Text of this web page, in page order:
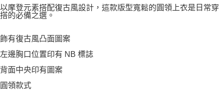
以摩登元素搭配復古風設計，這款版型寬鬆的圓領上衣是日常穿
搭的必備之選。
飾有復古風凸面圖案
左邊胸口位置印有 NB 標誌
背面中央印有圖案
圓領款式